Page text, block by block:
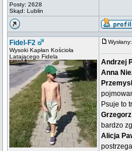
Posty: 2628
Skąd: Lublin
Fidel-F2
Wysoki Kapłan Kościoła
Latającego Fidela
Andrzej
Anna
Psuje to
bardzo
Alicja